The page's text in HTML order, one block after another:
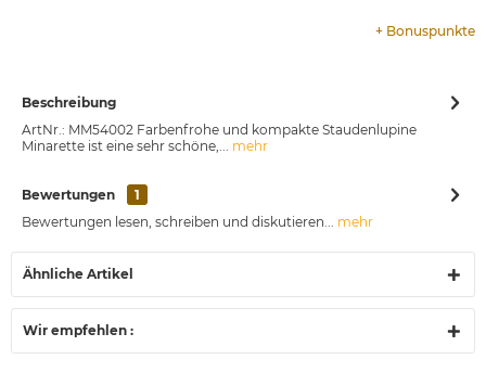
+ Bonuspunkte
Beschreibung
ArtNr.: MM54002 Farbenfrohe und kompakte Staudenlupine
Minarette ist eine sehr schöne,... mehr
Bewertungen
1
Bewertungen lesen, schreiben und diskutieren... mehr
Ähnliche Artikel
Wir empfehlen :